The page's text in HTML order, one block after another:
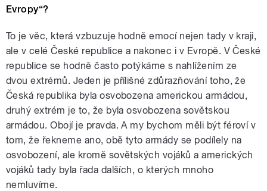
Evropy“?
To je věc, která vzbuzuje hodně emocí nejen tady v kraji,
ale v celé České republice a nakonec i v Evropě. V České
republice se hodně často potýkáme s nahlížením ze
dvou extrémů. Jeden je přílišné zdůrazňování toho, že
Česká republika byla osvobozena americkou armádou,
druhý extrém je to, že byla osvobozena sovětskou
armádou. Obojí je pravda. A my bychom měli být féroví v
tom, že řekneme ano, obě tyto armády se podílely na
osvobození, ale kromě sovětských vojáků a amerických
vojáků tady byla řada dalších, o kterých mnoho
nemluvíme.